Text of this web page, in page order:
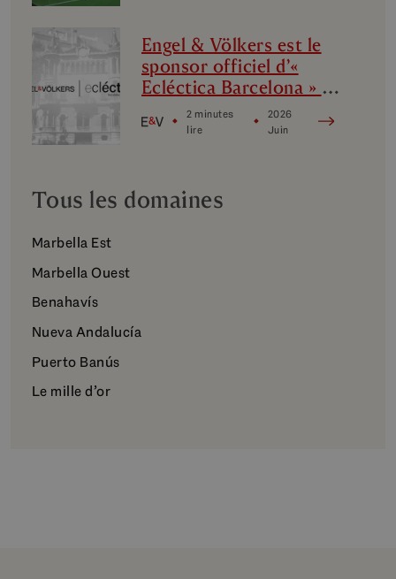
Engel & Völkers est le
sponsor officiel d’«
Ecléctica Barcelona » :
design, avant-garde et
culture
2 minutes
lire
2026
Juin
Tous les domaines
Marbella Est
Marbella Ouest
Benahavís
Nueva Andalucía
Puerto Banús
Le mille d’or